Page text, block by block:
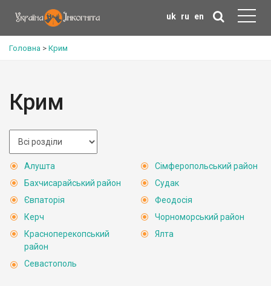
uk ru en
Головна > Крим
Крим
Алушта
Бахчисарайський район
Євпаторія
Керч
Красноперекопський
район
Севастополь
Сімферопольський район
Судак
Феодосія
Чорноморський район
Ялта